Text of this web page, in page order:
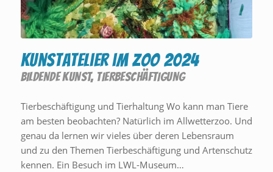
Kunstatelier im Zoo 2024
BILDENDE KUNST, TIERBESCHÄFTIGUNG
Tierbeschäftigung und Tierhaltung Wo kann man Tiere
am besten beobachten? Natürlich im Allwetterzoo. Und
genau da lernen wir vieles über deren Lebensraum
und zu den Themen Tierbeschäftigung und Artenschutz
kennen. Ein Besuch im LWL-Museum…